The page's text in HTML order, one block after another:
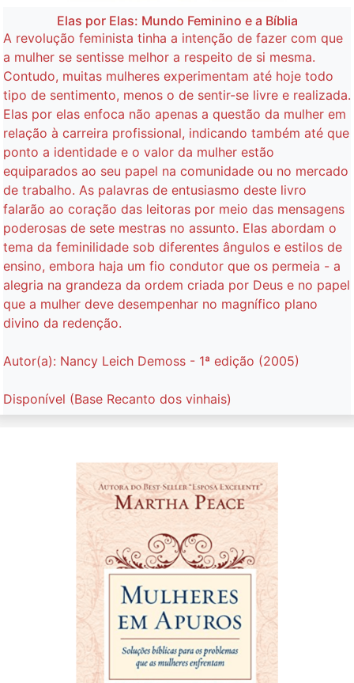
Elas por Elas: Mundo Feminino e a Bíblia
A revolução feminista tinha a intenção de fazer com que
a mulher se sentisse melhor a respeito de si mesma.
Contudo, muitas mulheres experimentam até hoje todo
tipo de sentimento, menos o de sentir-se livre e realizada.
Elas por elas enfoca não apenas a questão da mulher em
relação à carreira profissional, indicando também até que
ponto a identidade e o valor da mulher estão
equiparados ao seu papel na comunidade ou no mercado
de trabalho. As palavras de entusiasmo deste livro
falarão ao coração das leitoras por meio das mensagens
poderosas de sete mestras no assunto. Elas abordam o
tema da feminilidade sob diferentes ângulos e estilos de
ensino, embora haja um fio condutor que os permeia - a
alegria na grandeza da ordem criada por Deus e no papel
que a mulher deve desempenhar no magnífico plano
divino da redenção.
Autor(a): Nancy Leich Demoss - 1ª edição (2005)
Disponível (Base Recanto dos vinhais)